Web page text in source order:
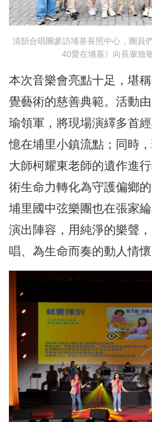
清韻合唱團參訪埔基長照中心，團員
40愛在埔基》向長輩致
本次音樂會亮點十足，堪
覺藝術的慈善典範。活動
瑜領軍，將現場演繹多首
憶在埔里小鎮流點；同時
大師柯耀東老師的遺作進
術生命力轉化為守護偏鄉
埔里國中弦樂團也在張家
演出陣容，用純淨的樂聲
唱、為生命而奏的動人情懷